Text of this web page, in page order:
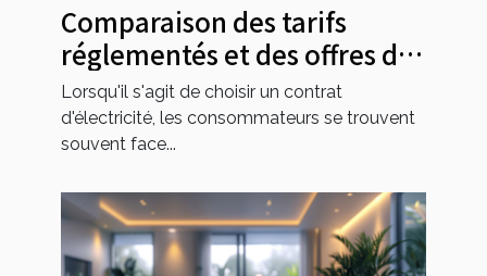
Comparaison des tarifs
réglementés et des offres de
marché en électricité pour
2025
Lorsqu'il s'agit de choisir un contrat
d'électricité, les consommateurs se trouvent
souvent face...